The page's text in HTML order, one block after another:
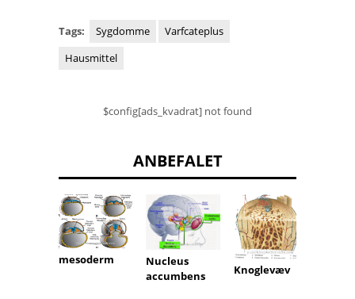
Tags: Sygdomme
Varfcateplus
Hausmittel
$config[ads_kvadrat] not found
ANBEFALET
mesoderm
Nucleus
accumbens
Knoglevæv